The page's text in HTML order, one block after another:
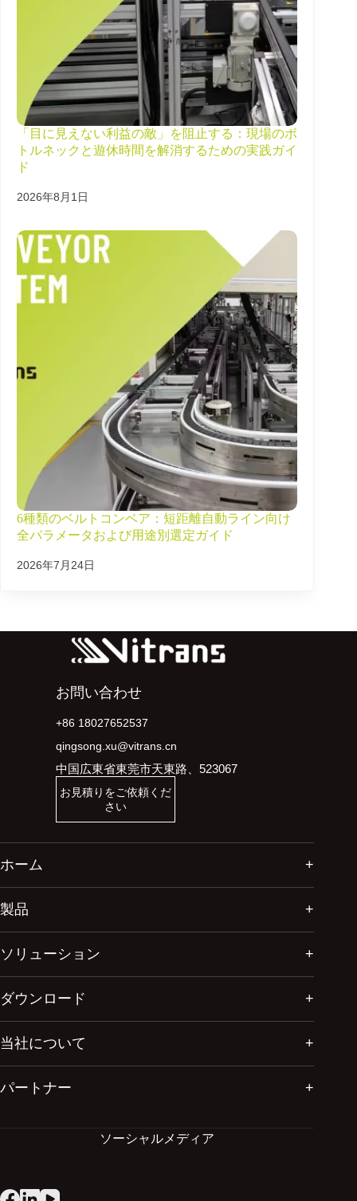
「目に見えない利益の敵」を阻止する：現場のボ
トルネックと遊休時間を解消するための実践ガイ
ド
2026年8月1日
6種類のベルトコンベア：短距離自動ライン向け
全パラメータおよび用途別選定ガイド
2026年7月24日
お問い合わせ
+86 18027652537
qingsong.xu@vitrans.cn
中国広東省東莞市天東路、523067
お見積りをご依頼くだ
さい
ホーム
製品
ソリューション
ダウンロード
当社について
パートナー
ソーシャルメディア